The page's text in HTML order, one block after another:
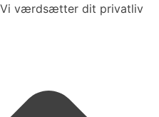
Vi værdsætter dit privatliv